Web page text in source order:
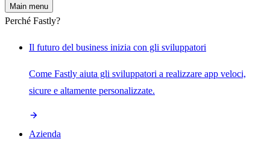
Main menu
Perché Fastly?
Il futuro del business inizia con gli sviluppatori
Come Fastly aiuta gli sviluppatori a realizzare app veloci,
sicure e altamente personalizzate.
Azienda